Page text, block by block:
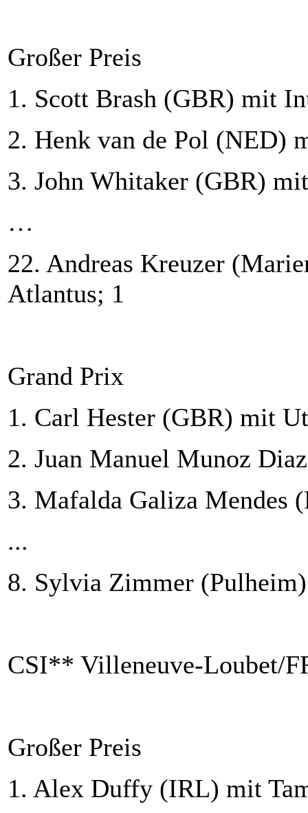
Großer Preis
1. Scott Brash (GBR) mit
2. Henk van de Pol (NED)
3. John Whitaker (GBR)
…
22. Andreas Kreuzer
Atlantus; 1
Grand Prix
1. Carl Hester (GBR) mit
2. Juan Manuel Munoz
3. Mafalda Galiza Mendes
...
8. Sylvia Zimmer
CSI** Villeneuve-Loubet/
Großer Preis
1. Alex Duffy (IRL) mit